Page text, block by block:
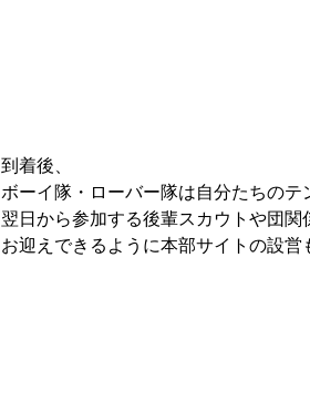
到着後、
ボーイ隊・ローバー隊は自分たちのテ
翌日から参加する後輩スカウトや団関
お迎えできるように本部サイトの設営